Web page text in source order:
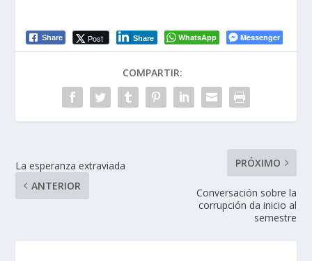
Share Post Share WhatsApp Messenger
COMPARTIR:
La esperanza extraviada
ANTERIOR
PRÓXIMO
Conversación sobre la
corrupción da inicio al
semestre